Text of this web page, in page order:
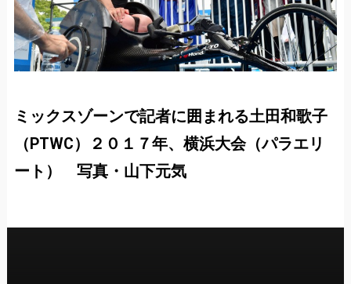
ミックスゾーンで記者に囲まれる土田和歌子
（PTWC）２０１７年、横浜大会（パラエリ
ート） 写真・山下元気